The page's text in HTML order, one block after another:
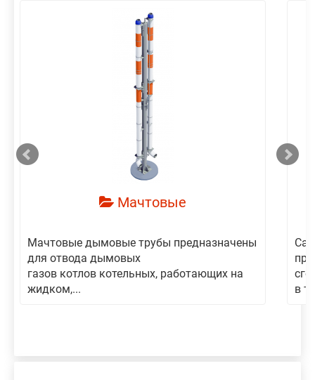
Мачтовые
Мачтовые дымовые трубы предназначены
для отвода дымовых
газов котлов котельных, работающих на
жидком,...
в